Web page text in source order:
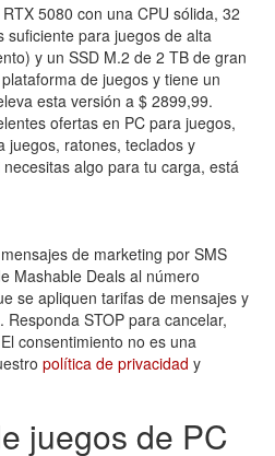
5080 con una CPU sólida, 32
suficiente para juegos de alta
y un SSD M.2 de 2 TB de gran
de juegos y tiene un
esta versión a $ 2899,99.
ofertas en PC para juegos,
juegos, ratones, teclados y
algo para tu carga, está
de marketing por SMS
Mashable Deals al número
se apliquen tarifas de mensajes y
STOP para cancelar,
consentimiento no es una
política de privacidad y
juegos de PC